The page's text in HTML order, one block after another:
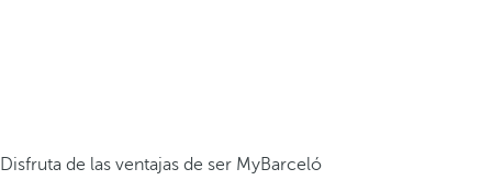
Disfruta de las ventajas de ser MyBarceló